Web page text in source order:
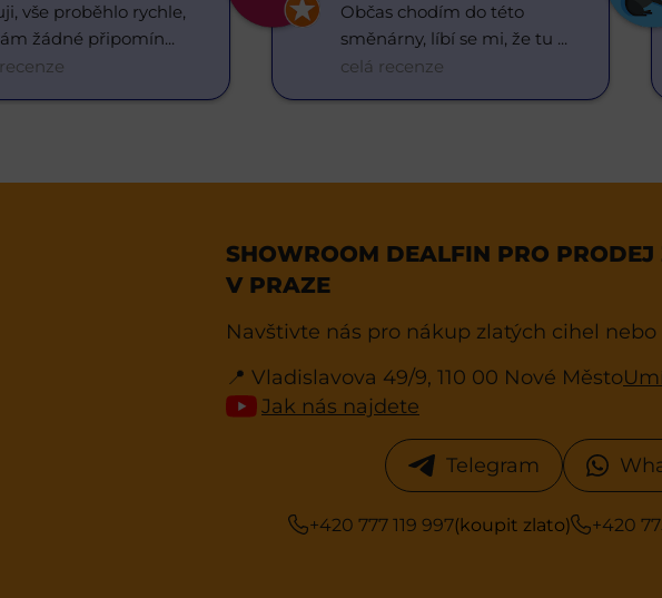
vše proběhlo rychle,
žádné připomín...
Občas chodím do této
směnárny, líbí se mi, že tu ...
celá recenze
SHOWROOM DEALFIN PRO
V PRAZE
Navštivte nás pro nákup zlatých cihel
📍 Vladislavova 49/9, 110 00 Nové Město
Jak nás najdete
Telegram
+420 777 119 997(koupit zlato) +420